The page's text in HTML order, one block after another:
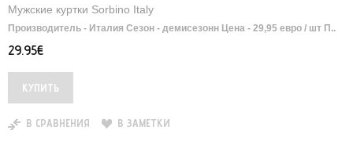
Мужские куртки Sorbino Italy
Производитель - Италия Сезон - демисезонн Цена - 29,95 евро / шт П..
29.95€
В СРАВНЕНИЯ В ЗАМЕТКИ